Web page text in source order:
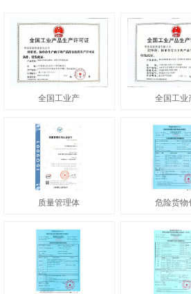
全国工业产 全国工业
质量管理体 危险货物